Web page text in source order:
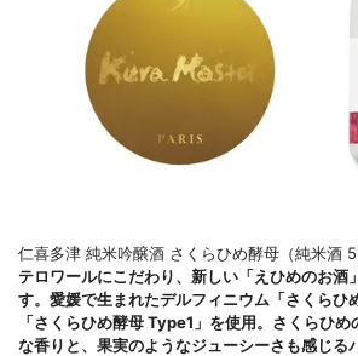
仁喜多津 純米吟醸酒 さくらひめ酵母（純米酒
テロワールにこだわり、新しい「えひめのお酒
す。愛媛で生まれたデルフィニウム「さくらひ
「さくらひめ酵母 Type1」を使用。さくらひ
な香りと、果実のようなジューシーさも感じる